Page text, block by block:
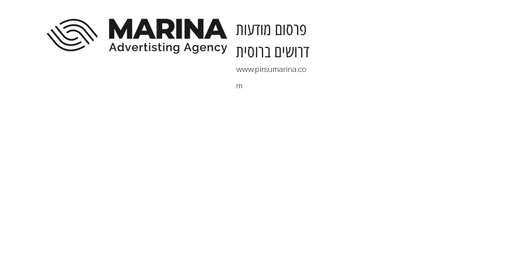
​פרסום מודעות
דרושים ברוסית
www.pirsumarina.co
m